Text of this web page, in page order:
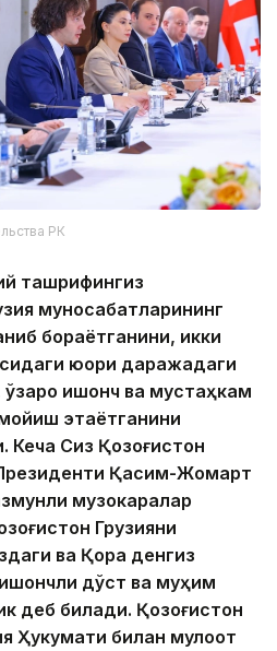
РК
ташрифингиз
муносабатларининг
бораётганини, икки
юқори даражадаги
ўзаро ишонч ва мустаҳкам
этаётганини
Кеча Сиз Қозоғистон
Қасим-Жомарт
музокаралар
Грузияни
ва Қора денгиз
дўст ва муҳим
деб билади. Қозоғистон
Ҳукумати билан мулоқот